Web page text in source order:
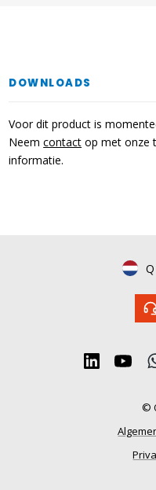
DOWNLOADS
Voor dit product is
Neemcontact op met onze
informatie.
©